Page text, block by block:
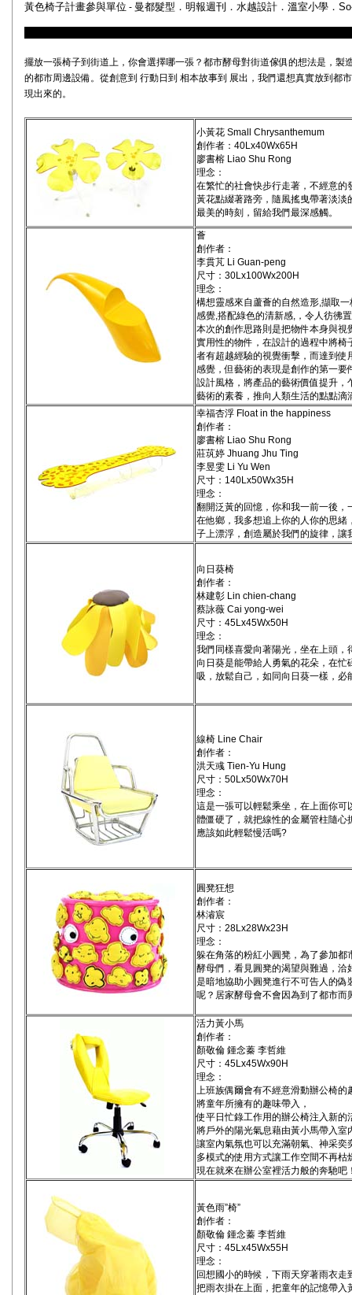
黃色椅子計畫參與單位 - 曼都髮型 ． 明報週刊． 水越設計． 溫室小學 ．
擺放一張椅子到街道上，你會選擇哪一張？都市酵母對街道傢俱的想法是，
的都市周邊設備。從創意到 行動日到 相本故事到 展出，我們還想真實放到都
現出來的。
小黃花 Small Chrysanthemum
創作者：40Lx40Wx65H
廖書榕 Liao Shu Rong
理念：
在繁忙的社會快步行走著，不經意
黃花點綴著路旁，隨風搖曳帶著淡
最美的時刻，留給我們最深感觸。
薈
創作者：
李貫芃 Li Guan-peng
尺寸：30Lx100Wx200H
理念：
構想靈感來自蘆薈的自然造形,擷取
感覺,搭配綠色的清新感,，令人彷彿
本次的創作思路則是把物件本身與
實用性的物件，在設計的過程中將
者有超越經驗的視覺衝擊，而達到
感覺，但藝術的表現是創作的第一
設計風格，將產品的藝術價值提升
藝術的素養，推向人類生活的點點滴
幸福杏浮 Float in the happiness
創作者：
廖書榕 Liao Shu Rong
莊茿婷 Jhuang Jhu Ting
李昱雯 Li Yu Wen
尺寸：140Lx50Wx35H
理念：
翻開泛黃的回憶，你和我一前一後
在他鄉，我多想追上你的人你的思
子上漂浮，創造屬於我們的旋律，讓
向日葵椅
創作者：
林建彰 Lin chien-chang
蔡詠薇 Cai yong-wei
尺寸：45Lx45Wx50H
理念：
我們同樣喜愛向著陽光，坐在上頭
向日葵是能帶給人勇氣的花朵，在
吸，放鬆自己，如同向日葵一樣，必
線椅 Line Chair
創作者：
洪天彧 Tien-Yu Hung
尺寸：50Lx50Wx70H
理念：
這是一張可以輕鬆乘坐，在上面你
體僵硬了，就把線性的金屬管柱隨
應該如此輕鬆慢活嗎?
圓凳狂想
創作者：
林濬宸
尺寸：28Lx28Wx23H
理念：
躲在角落的粉紅小圓凳，為了參加
酵母們，看見圓凳的渴望與難過，
是暗地協助小圓凳進行不可告人的
呢？居家酵母會不會因為到了都市
活力黃小馬
創作者：
顏敬倫 鍾念蓁 李哲維
尺寸：45Lx45Wx90H
理念：
上班族偶爾會有不經意滑動辦公椅的
將童年所擁有的趣味帶入，
使平日忙錄工作用的辦公椅注入新的
將戶外的陽光氣息藉由黃小馬帶入室
讓室內氣氛也可以充滿朝氣、神采奕
多模式的使用方式讓工作空間不再枯
現在就來在辦公室裡活力般的奔馳吧
黃色雨”椅”
創作者：
顏敬倫 鍾念蓁 李哲維
尺寸：45Lx45Wx55H
理念：
回想國小的時候，下雨天穿著雨衣
把雨衣掛在上面，把童年的記憶帶